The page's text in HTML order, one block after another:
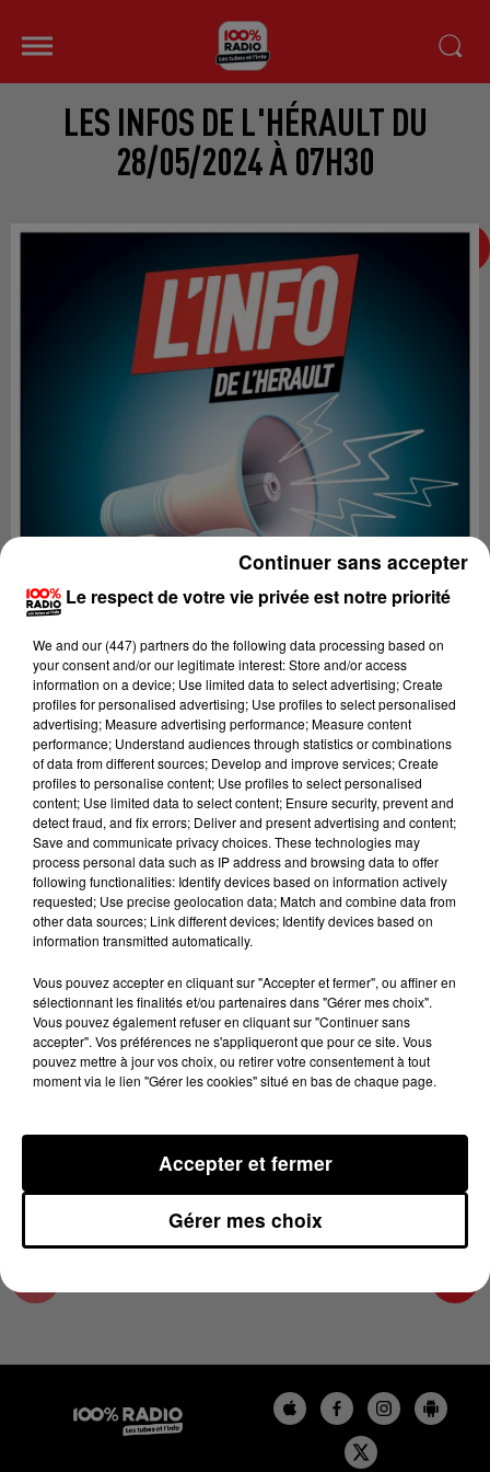
LES INFOS DE L'HÉRAULT DU
28/05/2024 À 07H30
Lecture (4 min 10 sec)
100%
100% Radio les infos de l'Hérault
28 mai 2024 - 4 min 10 sec
LES INFOS DE L'HÉRAULT DU 28/05/2024 À
07H30
Podcasts infos de l'Hérault
Le respect de votre vie privée est notre priorité
We and our (447) partnersdo the following data processing based on
your consent and/or our legitimate interest: Store and/or access
information on a device; Use limited data to select advertising; Create
profiles for personalised advertising; Use profiles to select personalised
advertising; Measure advertising performance; Measure content
performance; Understand audiences through statistics or combinations
of data from different sources; Develop and improve services; Create
profiles to personalise content; Use profiles to select personalised
content; Use limited data to select content; Ensure security, prevent and
detect fraud, and fix errors; Deliver and present advertising and content;
Save and communicate privacy choices. These technologies may
process personal data such as IP address and browsing data to offer
following functionalities: Identify devices based on information actively
requested; Use precise geolocation data; Match and combine data from
other data sources; Link different devices; Identify devices based on
information transmitted automatically.
Vous pouvez accepter en cliquant sur "Accepter et fermer", ou affiner en
sélectionnant les finalités et/ou partenaires dans "Gérer mes choix".
Vous pouvez également refuser en cliquant sur "Continuer sans
accepter". Vos préférences ne s'appliqueront que pour ce site. Vous
pouvez mettre à jour vos choix, ou retirer votre consentement à tout
moment via le lien "Gérer les cookies" situé en bas de chaque page.
Gérer mes choix
Accepter et fermer
Continuer sans accepter